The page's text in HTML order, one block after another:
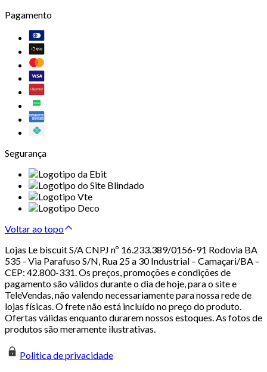
Pagamento
Segurança
Voltar ao topo
Lojas Le biscuit S/A CNPJ nº 16.233.389/0156-91 Rodovia BA
535 - Via Parafuso S/N, Rua 25 a 30 Industrial – Camaçari/BA –
CEP: 42.800-331. Os preços, promoções e condições de
pagamento são válidos durante o dia de hoje, para o site e
TeleVendas, não valendo necessariamente para nossa rede de
lojas físicas. O frete não está incluído no preço do produto.
Ofertas válidas enquanto durarem nossos estoques. As fotos de
produtos são meramente ilustrativas.
Politica de privacidade